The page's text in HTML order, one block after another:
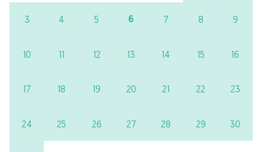
3 4 5 6 7 8 9
10 11 12 13 14 15 16
17 18 19 20 21 22 23
24 25 26 27 28 29 30